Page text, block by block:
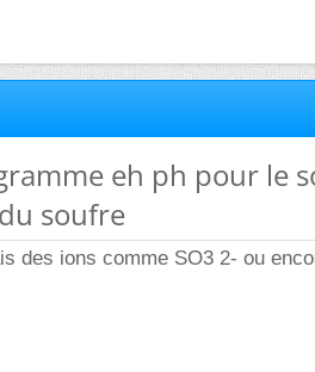
eh ph pour le
soufre
des ions comme SO3 2- ou